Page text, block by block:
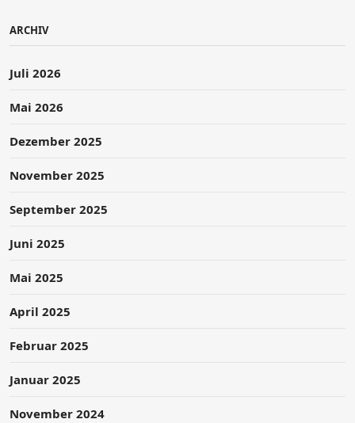
ARCHIV
Juli 2026
Mai 2026
Dezember 2025
November 2025
September 2025
Juni 2025
Mai 2025
April 2025
Februar 2025
Januar 2025
November 2024